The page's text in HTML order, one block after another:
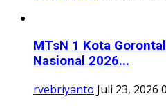
MTsN 1 Kota
Nasional 2026...
rvebriyanto Juli 23, 2026 0